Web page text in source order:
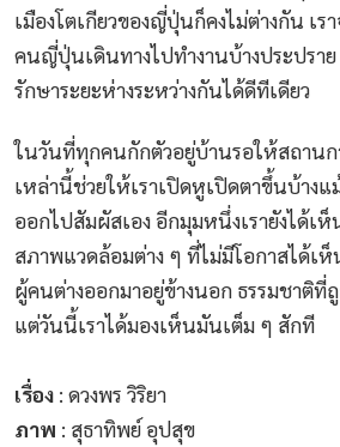
เมืองโตเกียวของญี่ปุ่นก็คงไม่ต่างกัน เร
คนญี่ปุ่นเดินทางไปทำงานบ้างประปราย
รักษาระยะห่างระหว่างกันได้ดีทีเดียว
ในวันที่ทุกคนกักตัวอยู่บ้านรอให้สถาน
เหล่านี้ช่วยให้เราเปิดหูเปิดตาขึ้นบ้างแ
ออกไปสัมผัสเอง อีกมุมหนึ่งเรายังได้เ
สภาพแวดล้อมต่าง ๆ ที่ไม่มีโอกาสได้เ
ผู้คนต่างออกมาอยู่ข้างนอก ธรรมชาติที่
แต่วันนี้เราได้มองเห็นมันเต็ม ๆ สักที
เรื่อง : ดวงพร วิริยา
ภาพ : สุธาทิพย์ อุปสุข